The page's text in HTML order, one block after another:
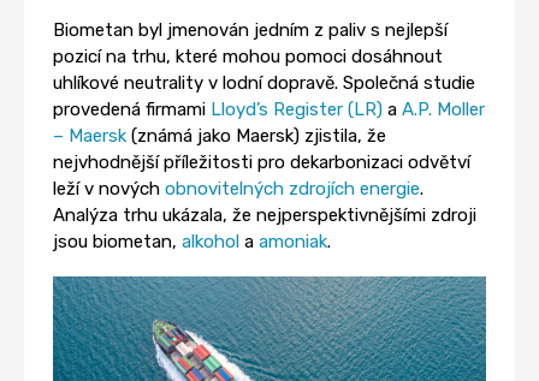
Biometan byl jmenován jedním z paliv s nejlepší
pozicí na trhu, které mohou pomoci dosáhnout
uhlíkové neutrality v lodní dopravě. Společná studie
provedená firmami Lloyd’s Register (LR) aA.P. Moller
– Maersk (známá jako Maersk) zjistila, že
nejvhodnější příležitosti pro dekarbonizaci odvětví
leží v novýchobnovitelných zdrojích energie.
Analýza trhu ukázala, že nejperspektivnějšími zdroji
jsou biometan,alkohol aamoniak.